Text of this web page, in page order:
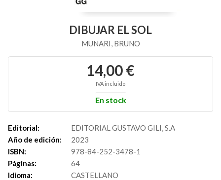
DIBUJAR EL SOL
MUNARI, BRUNO
14,00 €
IVA incluido
En stock
Editorial:
EDITORIAL GUSTAVO GILI, S.A
Año de edición:
2023
ISBN:
978-84-252-3478-1
Páginas:
64
Idioma:
CASTELLANO